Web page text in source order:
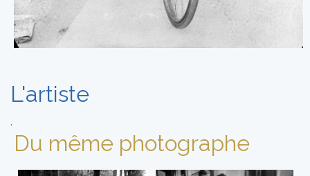
L'artiste
.
Du même photographe